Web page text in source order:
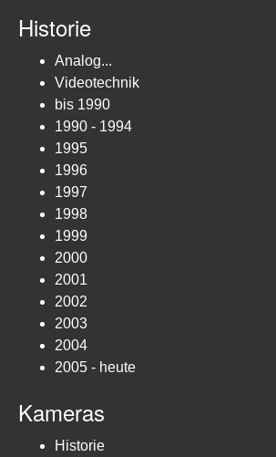
Historie
Analog...
Videotechnik
bis 1990
1990 - 1994
1995
1996
1997
1998
1999
2000
2001
2002
2003
2004
2005 - heute
Kameras
Historie